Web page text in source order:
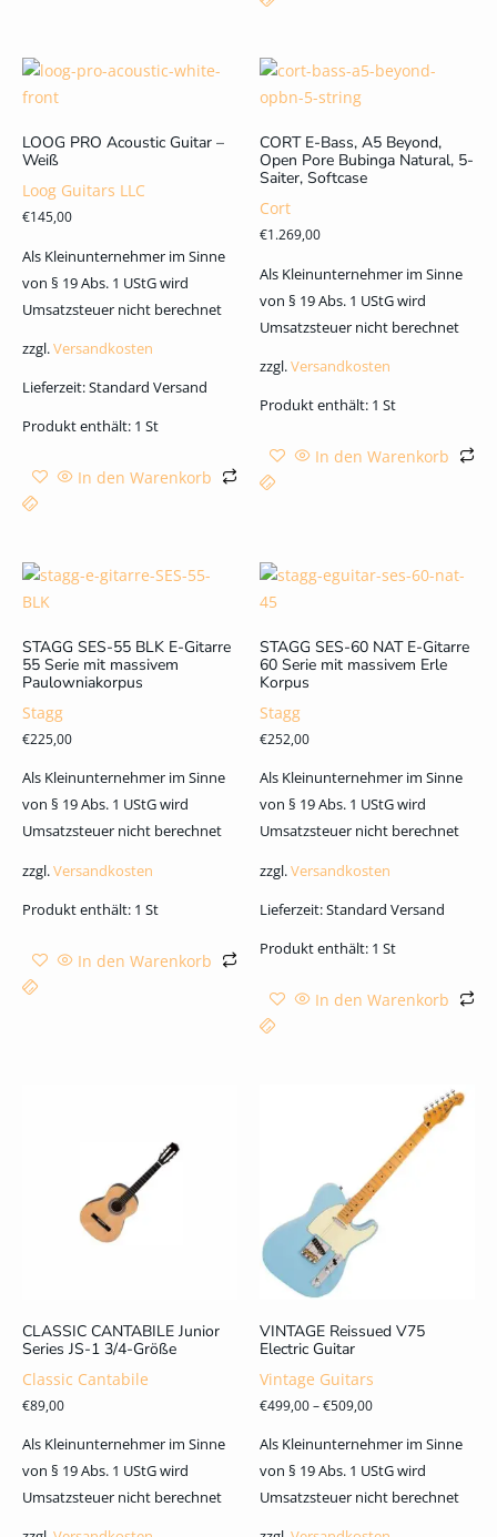
LOOG PRO Acoustic Guitar –
Weiß
Loog Guitars LLC
€145,00
Als Kleinunternehmer im Sinne
von § 19 Abs. 1 UStG wird
Umsatzsteuer nicht berechnet
zzgl.Versandkosten
Lieferzeit:Standard Versand
Produkt enthält: 1 St
In den Warenkorb
CORT E-Bass, A5 Beyond,
Open Pore Bubinga Natural, 5-
Saiter, Softcase
Cort
€1.269,00
Als Kleinunternehmer im Sinne
von § 19 Abs. 1 UStG wird
Umsatzsteuer nicht berechnet
zzgl.Versandkosten
Produkt enthält: 1 St
In den Warenkorb
STAGG SES-55 BLK E-Gitarre
55 Serie mit massivem
Paulowniakorpus
Stagg
€225,00
Als Kleinunternehmer im Sinne
von § 19 Abs. 1 UStG wird
Umsatzsteuer nicht berechnet
zzgl.Versandkosten
Produkt enthält: 1 St
In den Warenkorb
STAGG SES-60 NAT E-Gitarre
60 Serie mit massivem Erle
Korpus
Stagg
€252,00
Als Kleinunternehmer im Sinne
von § 19 Abs. 1 UStG wird
Umsatzsteuer nicht berechnet
zzgl.Versandkosten
Lieferzeit:Standard Versand
Produkt enthält: 1 St
In den Warenkorb
CLASSIC CANTABILE Junior
Series JS-1 3/4-Größe
Classic Cantabile
€89,00
Als Kleinunternehmer im Sinne
von § 19 Abs. 1 UStG wird
Umsatzsteuer nicht berechnet
VINTAGE Reissued V75
Electric Guitar
Vintage Guitars
€499,00–€509,00
Als Kleinunternehmer im Sinne
von § 19 Abs. 1 UStG wird
Umsatzsteuer nicht berechnet